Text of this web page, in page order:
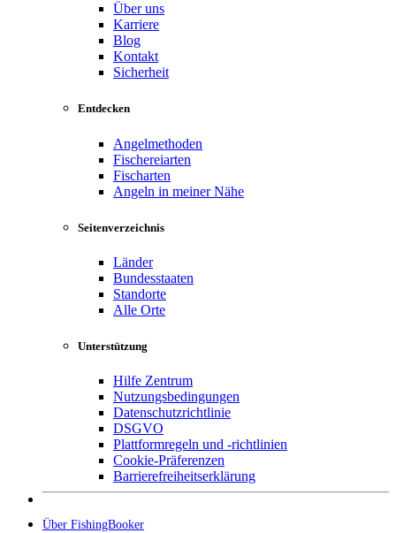
Über uns
Karriere
Blog
Kontakt
Sicherheit
Entdecken
Angelmethoden
Fischereiarten
Fischarten
Angeln in meiner Nähe
Seitenverzeichnis
Länder
Bundesstaaten
Standorte
Alle Orte
Unterstützung
Hilfe Zentrum
Nutzungsbedingungen
Datenschutzrichtlinie
DSGVO
Plattformregeln und -richtlinien
Cookie-Präferenzen
Barrierefreiheitserklärung
Über FishingBooker